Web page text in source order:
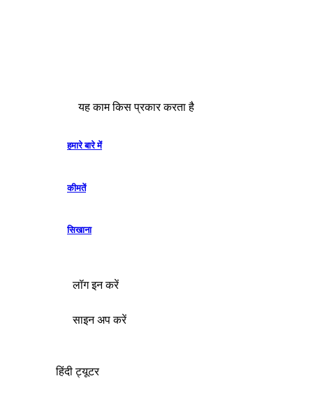
यह काम किस प्रकार करता है
हमारे बारे में
कीमतें
सिखाना
लॉग इन करें
साइन अप करें
हिंदी ट्यूटर